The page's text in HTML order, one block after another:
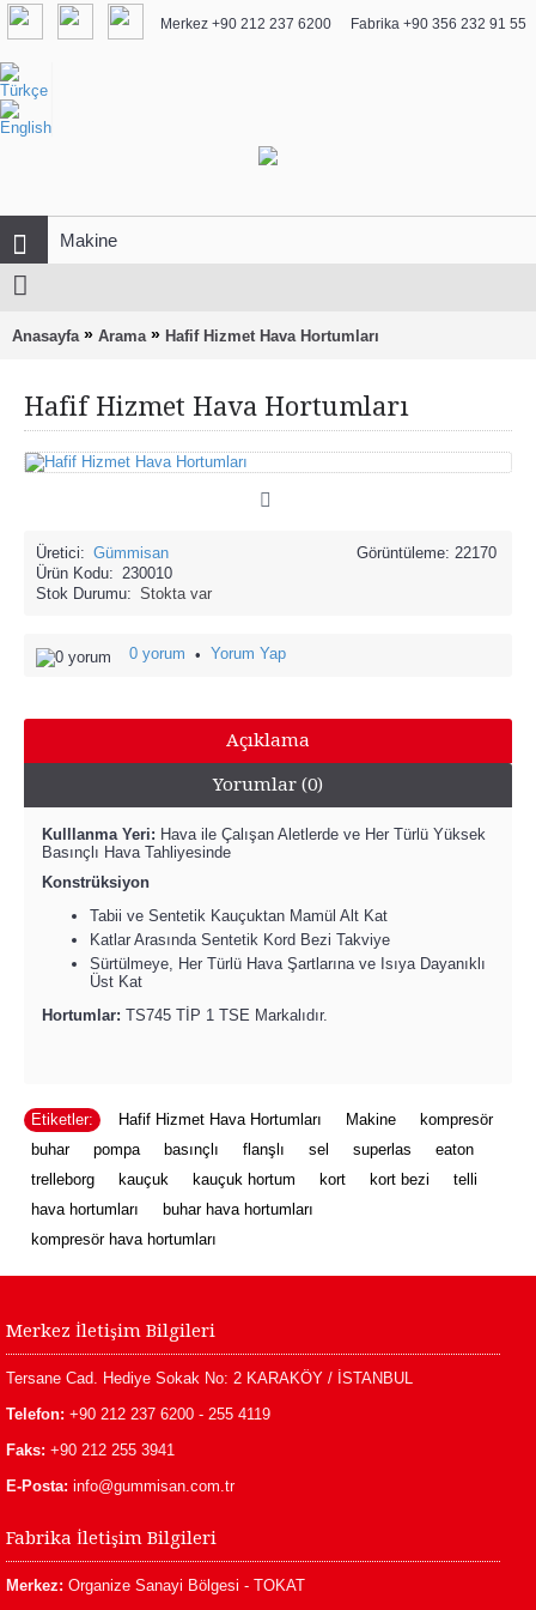
Merkez +90 212 237 6200 Fabrika +90 356 232 91 55
Anasayfa » Arama » Hafif Hizmet Hava Hortumları
Hafif Hizmet Hava Hortumları
Görüntüleme: 22170
Üretici: Gümmisan
Ürün Kodu: 230010
Stok Durumu: Stokta var
0 yorum • Yorum Yap
Açıklama
Yorumlar (0)
Kulllanma Yeri: Hava ile Çalışan Aletlerde ve Her Türlü Yüksek
Basınçlı Hava Tahliyesinde
Konstrüksiyon
Tabii ve Sentetik Kauçuktan Mamül Alt Kat
Katlar Arasında Sentetik Kord Bezi Takviye
Sürtülmeye, Her Türlü Hava Şartlarına ve Isıya Dayanıklı
Üst Kat
Hortumlar: TS745 TİP 1 TSE Markalıdır.
Etiketler: Hafif Hizmet Hava Hortumları Makine kompresör
buhar
pompa basınçlı flanşlı sel superlas eaton
trelleborg
kauçuk kauçuk hortum kort kort bezi telli
hava hortumları
buhar hava hortumları
kompresör hava hortumları
Merkez İletişim Bilgileri
Tersane Cad. Hediye Sokak No: 2 KARAKÖY / İSTANBUL
Telefon: +90 212 237 6200 - 255 4119
Faks: +90 212 255 3941
E-Posta: info@gummisan.com.tr
Fabrika İletişim Bilgileri
Merkez: Organize Sanayi Bölgesi - TOKAT